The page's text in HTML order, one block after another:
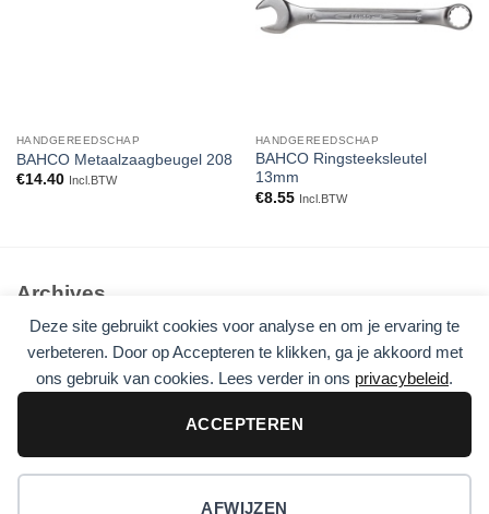
Deze site gebruikt cookies voor analyse en om je ervaring te
verbeteren. Door op Accepteren te klikken, ga je akkoord met
ons gebruik van cookies. Lees verder in ons privacybeleid.
ACCEPTEREN
AFWIJZEN
HANDGEREEDSCHAP
BAHCO Metaalzaagbeugel 208
€14.40 Incl.BTW
HANDGEREEDSCHAP
BAHCO Ringsteeksleutel
13mm
€8.55 Incl.BTW
Archives
Geen archieven om te tonen.
Categories
PayPal Stripe